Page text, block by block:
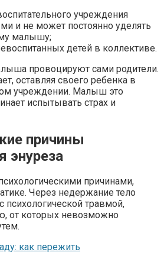
учреждения
и не может постоянно уделять
малышу;
детей в коллективе.
провоцируют сами родители.
оставляя своего ребенка в
учреждении. Малыш это
испытывать страх и
причины
энуреза
причинами,
Через недержание тело
психологической травмой,
от которых невозможно